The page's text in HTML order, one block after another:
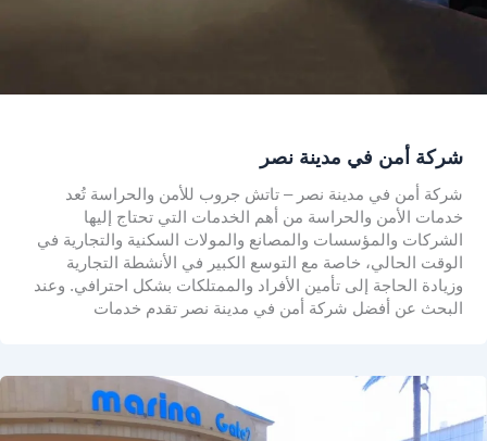
شركة أمن في مدينة نصر
شركة أمن في مدينة نصر – تاتش جروب للأمن والحراسة تُعد
خدمات الأمن والحراسة من أهم الخدمات التي تحتاج إليها
الشركات والمؤسسات والمصانع والمولات السكنية والتجارية في
الوقت الحالي، خاصة مع التوسع الكبير في الأنشطة التجارية
وزيادة الحاجة إلى تأمين الأفراد والممتلكات بشكل احترافي. وعند
البحث عن أفضل شركة أمن في مدينة نصر تقدم خدمات